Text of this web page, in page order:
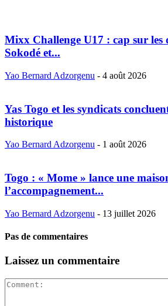
Mixx Challenge U17 : cap sur les
Sokodé et...
Yao Bernard Adzorgenu - 4 août 2026
Yas Togo et les syndicats
historique
Yao Bernard Adzorgenu - 1 août 2026
Togo : « Mome » lance une
l’accompagnement...
Yao Bernard Adzorgenu - 13 juillet 2026
Pas de commentaires
Laissez un commentaire